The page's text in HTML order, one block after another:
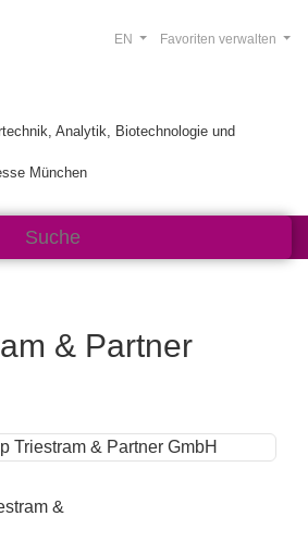
Analytik, Biotechnologie und
München
Favoriten verwalten
EN
& Partner